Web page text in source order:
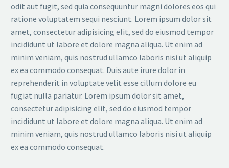
odit aut fugit, sed quia consequuntur magni dolores eos qui
ratione voluptatem sequi nesciunt. Lorem ipsum dolor sit
amet, consectetur adipisicing elit, sed do eiusmod tempor
incididunt ut labore et dolore magna aliqua. Ut enim ad
minim veniam, quis nostrud ullamco laboris nisi ut aliquip
ex ea commodo consequat. Duis aute irure dolor in
reprehenderit in voluptate velit esse cillum dolore eu
fugiat nulla pariatur. Lorem ipsum dolor sit amet,
consectetur adipisicing elit, sed do eiusmod tempor
incididunt ut labore et dolore magna aliqua. Ut enim ad
minim veniam, quis nostrud ullamco laboris nisi ut aliquip
ex ea commodo consequat.